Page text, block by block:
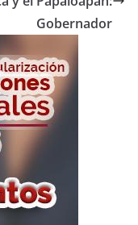
Gobernador